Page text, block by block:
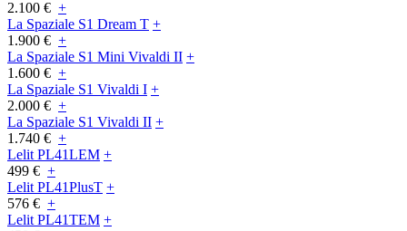
2.100 € +
La Spaziale S1 Dream T +
1.900 € +
La Spaziale S1 Mini Vivaldi II +
1.600 € +
La Spaziale S1 Vivaldi I +
2.000 € +
La Spaziale S1 Vivaldi II +
1.740 € +
Lelit PL41LEM +
499 € +
Lelit PL41PlusT +
576 € +
Lelit PL41TEM +